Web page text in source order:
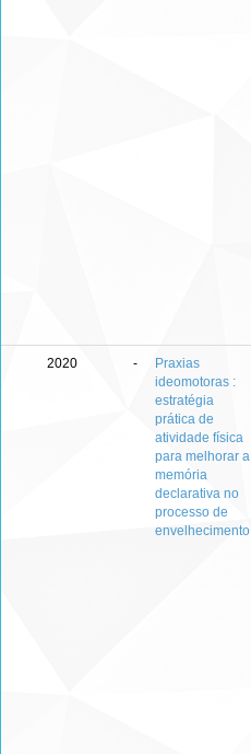
2020 -
Praxias
ideomotoras :
estratégia
prática de
atividade física
para melhorar a
memória
declarativa no
processo de
envelhecimento